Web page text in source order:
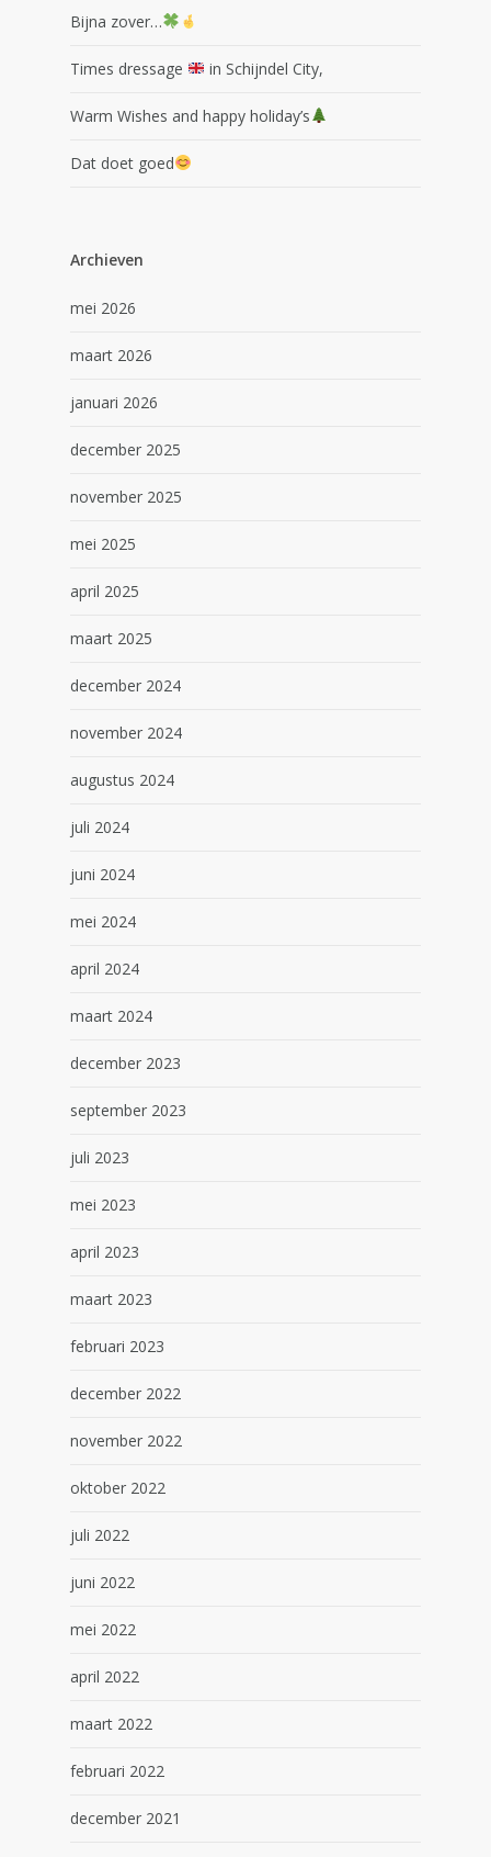
Bijna zover…
Times dressage in Schijndel City,
Warm Wishes and happy holiday’s
Dat doet goed
Archieven
mei 2026
maart 2026
januari 2026
december 2025
november 2025
mei 2025
april 2025
maart 2025
december 2024
november 2024
augustus 2024
juli 2024
juni 2024
mei 2024
april 2024
maart 2024
december 2023
september 2023
juli 2023
mei 2023
april 2023
maart 2023
februari 2023
december 2022
november 2022
oktober 2022
juli 2022
juni 2022
mei 2022
april 2022
maart 2022
februari 2022
december 2021